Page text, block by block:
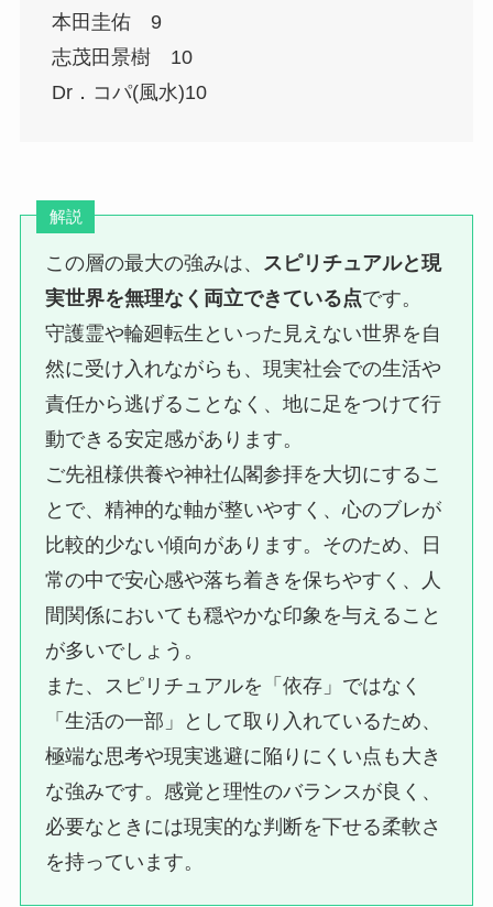
本田圭佑 9
志茂田景樹 10
Dr．コパ(風水)10
解説
この層の最大の強みは、 スピリチュアルと現
実世界を無理なく両立できている点です。
守護霊や輪廻転生といった見えない世界を自
然に受け入れながらも、現実社会での生活や
責任から逃げることなく、地に足をつけて行
動できる安定感があります。
ご先祖様供養や神社仏閣参拝を大切にするこ
とで、精神的な軸が整いやすく、心のブレが
比較的少ない傾向があります。そのため、日
常の中で安心感や落ち着きを保ちやすく、人
間関係においても穏やかな印象を与えること
が多いでしょう。
また、スピリチュアルを「依存」ではなく
「生活の一部」として取り入れているため、
極端な思考や現実逃避に陥りにくい点も大き
な強みです。感覚と理性のバランスが良く、
必要なときには現実的な判断を下せる柔軟さ
を持っています。